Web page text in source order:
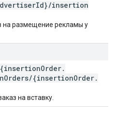
Id}/insertion
на размещение рекламы у
{insertionOrder.
Orders/{insertionOrder.
на вставку.